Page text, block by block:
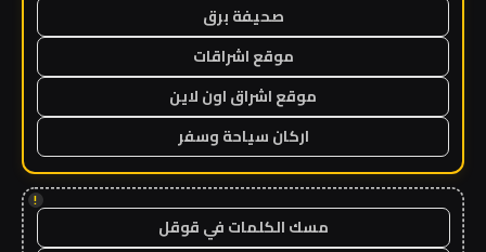
صحيفة برق
موقع اشراقات
موقع اشراق اون لاين
اركان سياحة وسفر
!
مسك الكلمات في قوقل